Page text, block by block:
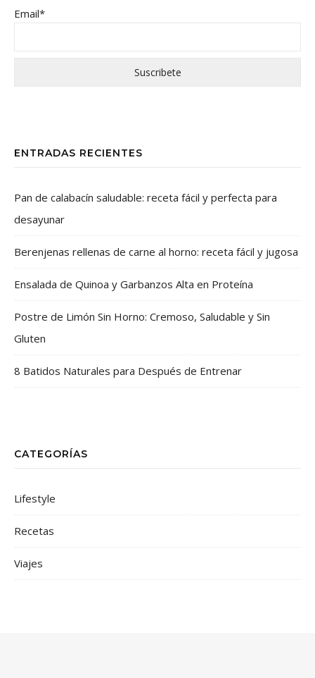
Email*
ENTRADAS RECIENTES
Pan de calabacín saludable: receta fácil y perfecta para
desayunar
Berenjenas rellenas de carne al horno: receta fácil y jugosa
Ensalada de Quinoa y Garbanzos Alta en Proteína
Postre de Limón Sin Horno: Cremoso, Saludable y Sin
Gluten
8 Batidos Naturales para Después de Entrenar
CATEGORÍAS
Lifestyle
Recetas
Viajes